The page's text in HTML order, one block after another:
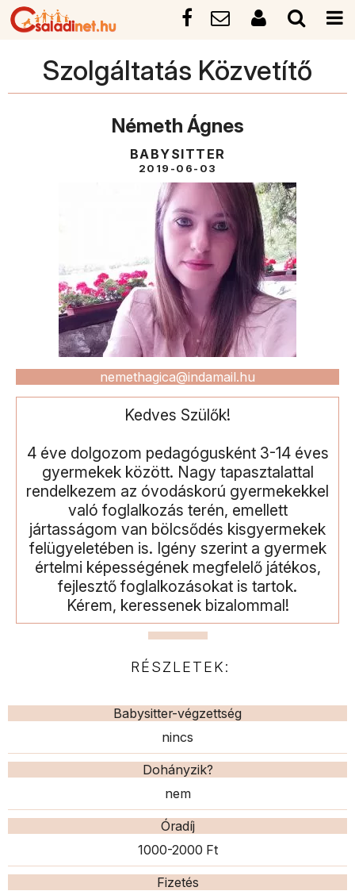
Szolgáltatás Közvetítő
Németh Ágnes
BABYSITTER
2019-06-03
nemethagica@indamail.hu
Kedves Szülők!
4 éve dolgozom pedagógusként 3-14 éves
gyermekek között. Nagy tapasztalattal
rendelkezem az óvodáskorú gyermekekkel
való foglalkozás terén, emellett
jártasságom van bölcsődés kisgyermekek
felügyeletében is. Igény szerint a gyermek
értelmi képességének megfelelő játékos,
fejlesztő foglalkozásokat is tartok.
Kérem, keressenek bizalommal!
RÉSZLETEK:
Babysitter-végzettség
nincs
Dohányzik?
nem
Óradíj
1000-2000 Ft
Fizetés